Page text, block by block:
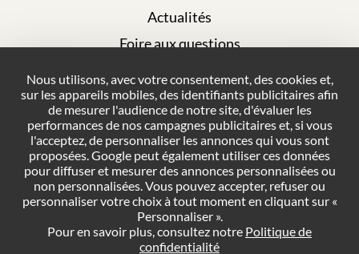
Actualités
Foire aux questions
Plan du site
Politique de confidentialité
Conditions générales de vente
Gestion des cookies
NOUS CONTACTER
Nous utilisons, avec votre consentement, des cookies et,
sur les appareils mobiles, des identifiants publicitaires afin
de mesurer l'audience de notre site, d'évaluer les
performances de nos campagnes publicitaires et, si vous
l'acceptez, de personnaliser les annonces qui vous sont
proposées. Google peut également utiliser ces données
pour diffuser et mesurer des annonces personnalisées ou
non personnalisées. Vous pouvez accepter, refuser ou
personnaliser votre choix à tout moment en cliquant sur «
Personnaliser ».
Pour en savoir plus, consultez notre Politique de
confidentialité